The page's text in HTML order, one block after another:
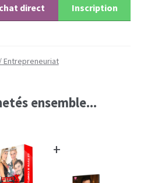
Inscription
direct
Entrepreneuriat
ensemble...
+